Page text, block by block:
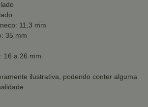
11,3 mm
35 mm
16 a 26 mm
ilustrativa, podendo conter alguma